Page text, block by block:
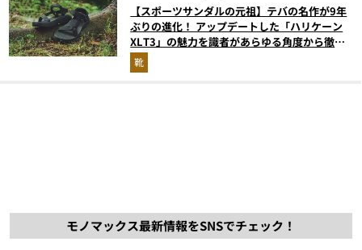
【スポーツサンダルの元祖】テバの名作が9年
ぶりの進化！ アップデートした「ハリケーン
XLT3」の魅力を識者があらゆる角度から徹底
解説！
靴
モノマックス最新情報をSNSでチェック！